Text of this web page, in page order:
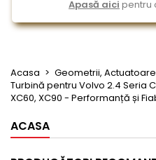
Apasă aici pentru
Acasa Geometrii,
Turbină pentru Volvo 2.4 Seria
XC60, XC90 - Performanță și
ACASA